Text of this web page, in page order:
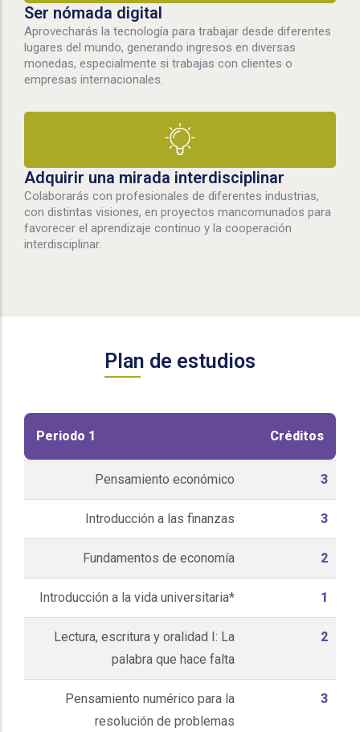
Ser nómada digital
Aprovecharás la tecnología para trabajar desde diferentes
lugares del mundo, generando ingresos en diversas
monedas, especialmente si trabajas con clientes o
empresas internacionales.
Adquirir una mirada interdisciplinar
Colaborarás con profesionales de diferentes industrias,
con distintas visiones, en proyectos mancomunados para
favorecer el aprendizaje continuo y la cooperación
interdisciplinar.
Plan de estudios
Periodo 1 Créditos
Pensamiento económico 3
Introducción a las finanzas 3
Fundamentos de economía 2
Introducción a la vida universitaria* 1
Lectura, escritura y oralidad I: La
palabra que hace falta
2
Pensamiento numérico para la
resolución de problemas
3